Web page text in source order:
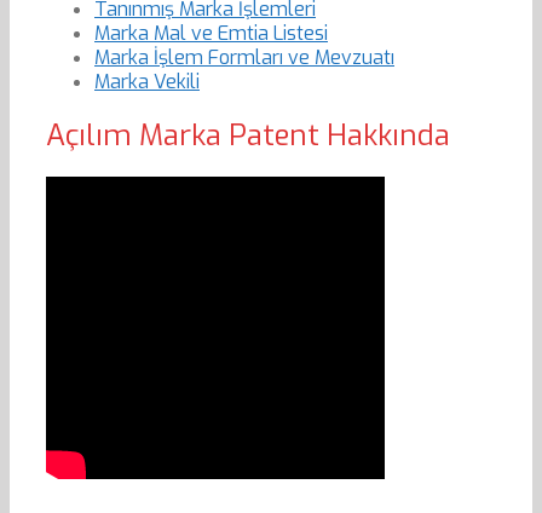
Tanınmış Marka İşlemleri
Marka Mal ve Emtia Listesi
Marka İşlem Formları ve Mevzuatı
Marka Vekili
Açılım Marka Patent Hakkında